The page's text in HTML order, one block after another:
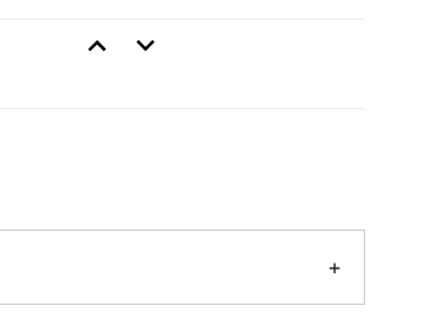
Tecniche Di Seduzione